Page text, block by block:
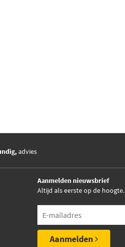
advies
Aanmelden nieuwsbrief
Altijd als eerste op de hoogte.
Aanmelden